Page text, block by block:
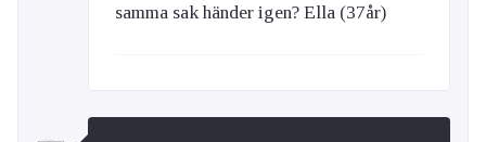
samma sak händer igen? Ella (37år)